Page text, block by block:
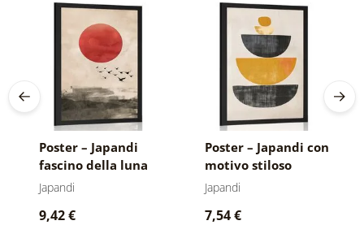
Poster – Japandi
fascino della luna
rossa
Japandi
9,42 €
Poster – Japandi con
motivo stiloso
Japandi
7,54 €